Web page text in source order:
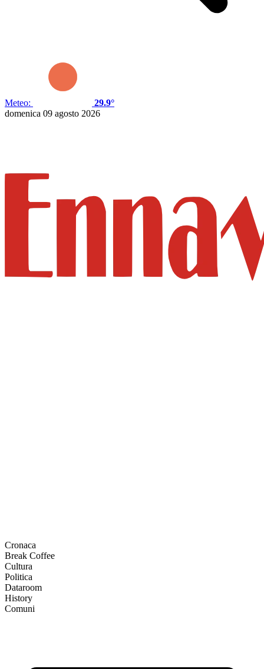
Meteo:
29.9°
domenica 09 agosto 2026
Cronaca
Break Coffee
Cultura
Politica
Dataroom
History
Comuni